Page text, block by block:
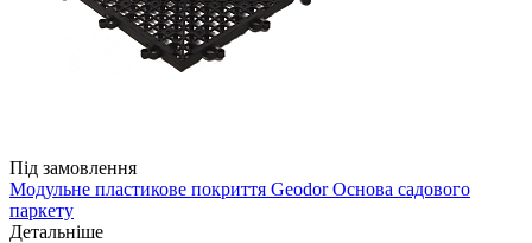
Під замовлення
Модульне пластикове покриття Geodor Основа садового
паркету
Детальніше